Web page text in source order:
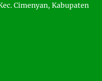
Isi - Ady Water Tersedia
Jambi
Polos - Ady Water Tersedia
Natural - Ady Water
Cimenyan, Kabupaten